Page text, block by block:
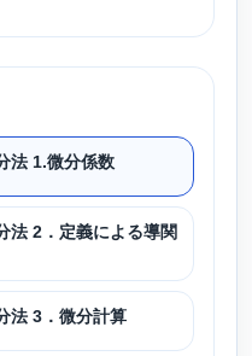
法 1.微分係数
法 2．定義による導関
法 3．微分計算